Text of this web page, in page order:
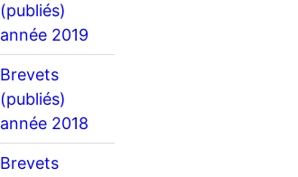
(publiés)
année 2019
Brevets
(publiés)
année 2018
Brevets